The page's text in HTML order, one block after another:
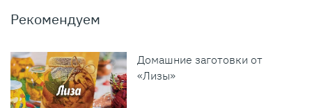
Рекомендуем
Домашние заготовки от
«Лизы»